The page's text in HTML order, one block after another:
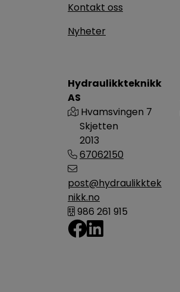
Hydraulikkteknikk
AS
Hvamsvingen 7
Skjetten
2013
67062150
post@hydraulikktek
nikk.no
986 261 915
Kontakt oss
Nyheter